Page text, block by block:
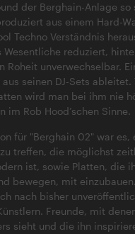
der Berghain-Anlage so
aus einem Hard-
Techno Verständnis
Wesentliche reduziert,
Roheit unverwechselbar.
seinen DJ-Sets ableitet.
wird man bei ihm nie
im Rob Hood’schen Sinne.
für "Berghain 02" war es,
treffen, die möglichst
ist, sowie Platten, die
bewegen, mit
nach bisher
Freunde, mit
sieht und die ihn